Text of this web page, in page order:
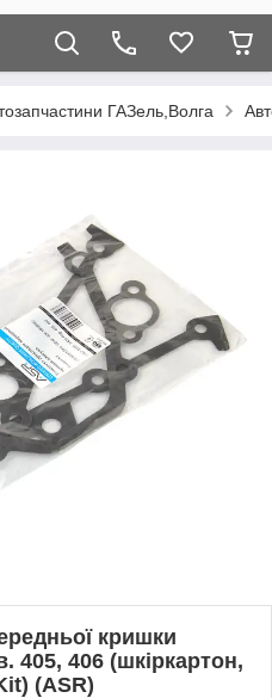
ГАЗель,Волга
кришки
405, 406 (шкіркартон,
(ASR)